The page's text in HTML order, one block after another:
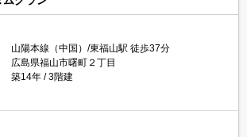
山陽本線（中国）/東福山駅 徒歩37分
広島県福山市曙町２丁目
築14年
3階建